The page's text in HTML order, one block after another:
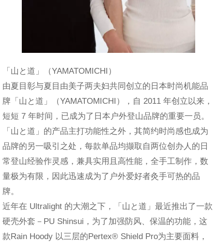
「山と道」（YAMATOMICHI）
由夏目彰与夏目由美子两夫妇共同创立的日本时尚机能品
牌「山と道」（YAMATOMICHI），自 2011 年创立以来，
短短 7 年时间，已成为了日本户外登山品牌的重要一员。
「山と道」的产品主打功能性之外，其简约时尚感也成为
品牌的另一吸引之处，每款单品均撷取自两位创办人的日
常登山经验作灵感，兼具实用且高性能，全手工制作，数
量极为有限，因此迅速成为了户外爱好者灸手可热的品
牌。
近年在 Ultralight 的大潮之下，「山と道」最近推出了一款
硬壳外套－PU Shinsui，为了加强防风、保温的功能，这
款Rain Hoody 以三层的Pertex® Shield Pro为主要面料，